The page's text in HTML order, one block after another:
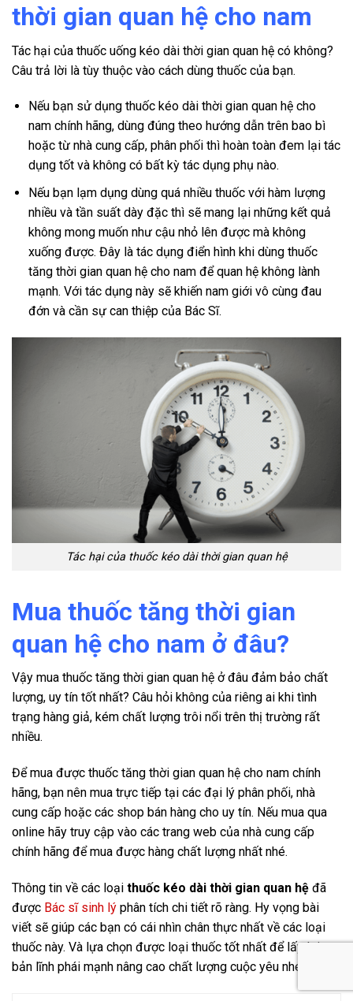
thời gian quan hệ cho nam
Tác hại của thuốc uống kéo dài thời gian quan hệ có không?
Câu trả lời là tùy thuộc vào cách dùng thuốc của bạn.
Nếu bạn sử dụng thuốc kéo dài thời gian quan hệ cho
nam chính hãng, dùng đúng theo hướng dẫn trên bao bì
hoặc từ nhà cung cấp, phân phối thì hoàn toàn đem lại tác
dụng tốt và không có bất kỳ tác dụng phụ nào.
Nếu bạn lạm dụng dùng quá nhiều thuốc với hàm lượng
nhiều và tần suất dày đặc thì sẽ mang lại những kết quả
không mong muốn như cậu nhỏ lên được mà không
xuống được. Đây là tác dụng điển hình khi dùng thuốc
tăng thời gian quan hệ cho nam để quan hệ không lành
mạnh. Với tác dụng này sẽ khiến nam giới vô cùng đau
đớn và cần sự can thiệp của Bác Sĩ.
Tác hại của thuốc kéo dài thời gian quan hệ
Mua thuốc tăng thời gian
quan hệ cho nam ở đâu?
Vậy mua thuốc tăng thời gian quan hệ ở đâu đảm bảo chất
lượng, uy tín tốt nhất? Câu hỏi không của riêng ai khi tình
trạng hàng giả, kém chất lượng trôi nổi trên thị trường rất
nhiều.
Để mua được thuốc tăng thời gian quan hệ cho nam chính
hãng, bạn nên mua trực tiếp tại các đại lý phân phối, nhà
cung cấp hoặc các shop bán hàng cho uy tín. Nếu mua qua
online hãy truy cập vào các trang web của nhà cung cấp
chính hãng để mua được hàng chất lượng nhất nhé.
Thông tin về các loại thuốc kéo dài thời gian quan hệ đã
được Bác sĩ sinh lý phân tích chi tiết rõ ràng. Hy vọng bài
viết sẽ giúp các bạn có cái nhìn chân thực nhất về các loại
thuốc này. Và lựa chọn được loại thuốc tốt nhất để lấy lại
bản lĩnh phái mạnh nâng cao chất lượng cuộc yêu nhé.